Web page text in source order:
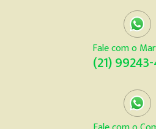
Fale com o
(21)